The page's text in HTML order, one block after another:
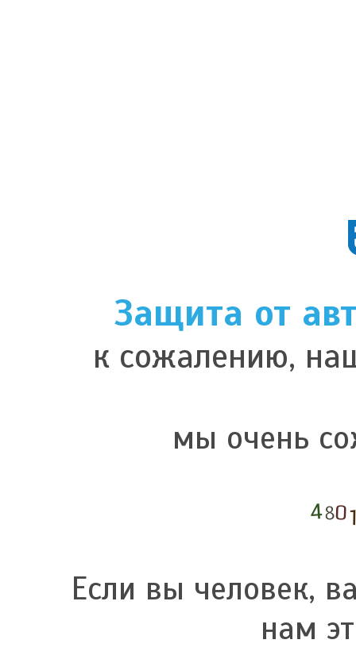
Защита от
к сожалению,
мы очень
Если вы человек,
нам